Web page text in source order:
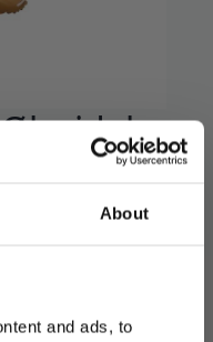
About
and ads, to
med luft og
så den flyr